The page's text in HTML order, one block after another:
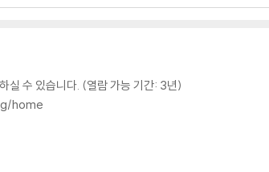
수 있습니다. (열람 가능 기간: 3년)
home